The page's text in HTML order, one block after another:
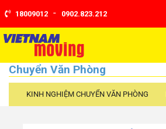
18009012 - 0902.823.212
Chuyển Văn Phòng
KINH NGHIỆM CHUYỂN VĂN PHÒNG